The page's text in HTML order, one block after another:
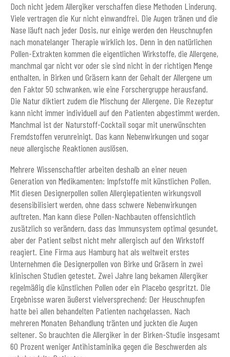
Doch nicht jedem Allergiker verschaffen diese Methoden Linderung.
Viele vertragen die Kur nicht einwandfrei. Die Augen tränen und die
Nase läuft nach jeder Dosis, nur einige werden den Heuschnupfen
nach monatelanger Therapie wirklich los. Denn in den natürlichen
Pollen-Extrakten kommen die eigentlichen Wirkstoffe, die Allergene,
manchmal gar nicht vor oder sie sind nicht in der richtigen Menge
enthalten, in Birken und Gräsern kann der Gehalt der Allergene um
den Faktor 50 schwanken, wie eine Forschergruppe herausfand.
Die Natur diktiert zudem die Mischung der Allergene. Die Rezeptur
kann nicht immer individuell auf den Patienten abgestimmt werden.
Manchmal ist der Naturstoff-Cocktail sogar mit unerwünschten
Fremdstoffen verunreinigt. Das kann Nebenwirkungen und sogar
neue allergische Reaktionen auslösen.
Mehrere Wissenschaftler arbeiten deshalb an einer neuen
Generation von Medikamenten: Impfstoffe mit künstlichen Pollen.
Mit diesen Designerpollen sollen Allergiepatienten wirkungsvoll
desensibilisiert werden, ohne dass schwere Nebenwirkungen
auftreten. Man kann diese Pollen-Nachbauten offensichtlich
zusätzlich so verändern, dass das Immunsystem optimal gesundet,
aber der Patient selbst nicht mehr allergisch auf den Wirkstoff
reagiert. Eine Firma aus Hamburg hat als weltweit erstes
Unternehmen die Designerpollen von Birke und Gräsern in zwei
klinischen Studien getestet. Zwei Jahre lang bekamen Allergiker
regelmäßig die künstlichen Pollen oder ein Placebo gespritzt. Die
Ergebnisse waren äußerst vielversprechend: Der Heuschnupfen
hatte bei allen behandelten Patienten nachgelassen. Nach
mehreren Monaten Behandlung tränten und juckten die Augen
seltener. So brauchten die Allergiker in der Birken-Studie insgesamt
60 Prozent weniger Antihistaminika gegen die Beschwerden als